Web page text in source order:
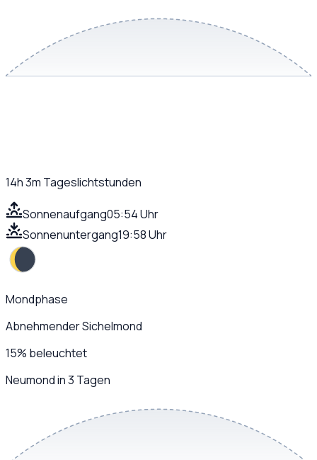
14h 3m Tageslichtstunden
Sonnenaufgang05:54 Uhr
Sonnenuntergang19:58 Uhr
Mondphase
Abnehmender Sichelmond
15% beleuchtet
Neumond in 3 Tagen